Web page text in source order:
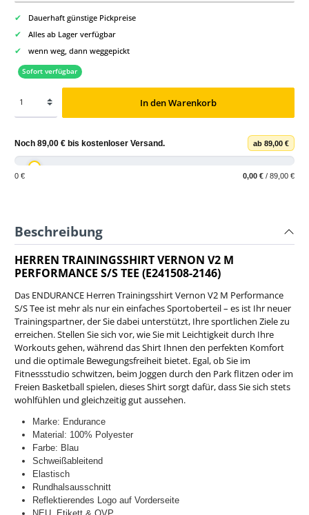
✔ Dauerhaft günstige Pickpreise
✔ Alles ab Lager verfügbar
✔ wenn weg, dann weggepickt
Sofort verfügbar
In den Warenkorb
Noch 89,00 € bis kostenloser Versand. ab 89,00 €
0 € 0,00 € / 89,00 €
Beschreibung
HERREN TRAININGSSHIRT VERNON V2 M
PERFORMANCE S/S TEE (E241508-2146)
Das ENDURANCE Herren Trainingsshirt Vernon V2 M Performance
S/S Tee ist mehr als nur ein einfaches Sportoberteil – es ist Ihr neuer
Trainingspartner, der Sie dabei unterstützt, Ihre sportlichen Ziele zu
erreichen. Stellen Sie sich vor, wie Sie mit Leichtigkeit durch Ihre
Workouts gehen, während das Shirt Ihnen den perfekten Komfort
und die optimale Bewegungsfreiheit bietet. Egal, ob Sie im
Fitnessstudio schwitzen, beim Joggen durch den Park flitzen oder im
Freien Basketball spielen, dieses Shirt sorgt dafür, dass Sie sich stets
wohlfühlen und gleichzeitig gut aussehen.
Marke: Endurance
Material: 100% Polyester
Farbe: Blau
Schweißableitend
Elastisch
Rundhalsausschnitt
Reflektierendes Logo auf Vorderseite